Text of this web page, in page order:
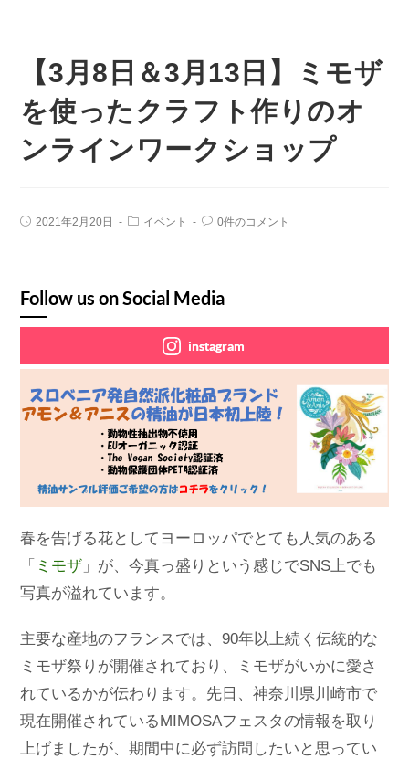
【3月8日＆3月13日】ミモザ
を使ったクラフト作りのオ
ンラインワークショップ
2021年2月20日 イベント 0件のコメント
Follow us on Social Media
instagram
春を告げる花としてヨーロッパでとても人気のある
「 ミモザ 」が、今真っ盛りという感じでSNS上でも
写真が溢れています。
主要な産地のフランスでは、90年以上続く伝統的な
ミモザ祭りが開催されており、ミモザがいかに愛さ
れているかが伝わります。先日、神奈川県川崎市で
現在開催されているMIMOSAフェスタの情報を取り
上げましたが、期間中に必ず訪問したいと思ってい